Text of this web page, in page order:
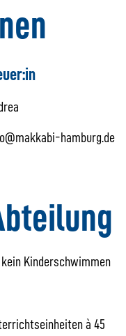
hamburg.de
Kinderschwimmen
à 45